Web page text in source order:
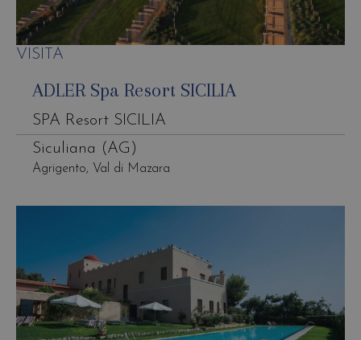
VISITA
ADLER Spa Resort SICILIA
SPA Resort SICILIA
Siculiana (AG)
Agrigento, Val di Mazara